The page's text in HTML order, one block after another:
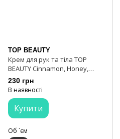
TOP BEAUTY
Крем для рук та тіла TOP
BEAUTY Cinnamon, Honey,
Ginger Hand & Body Cream
230 грн
В наявності
Купити
Об `єм